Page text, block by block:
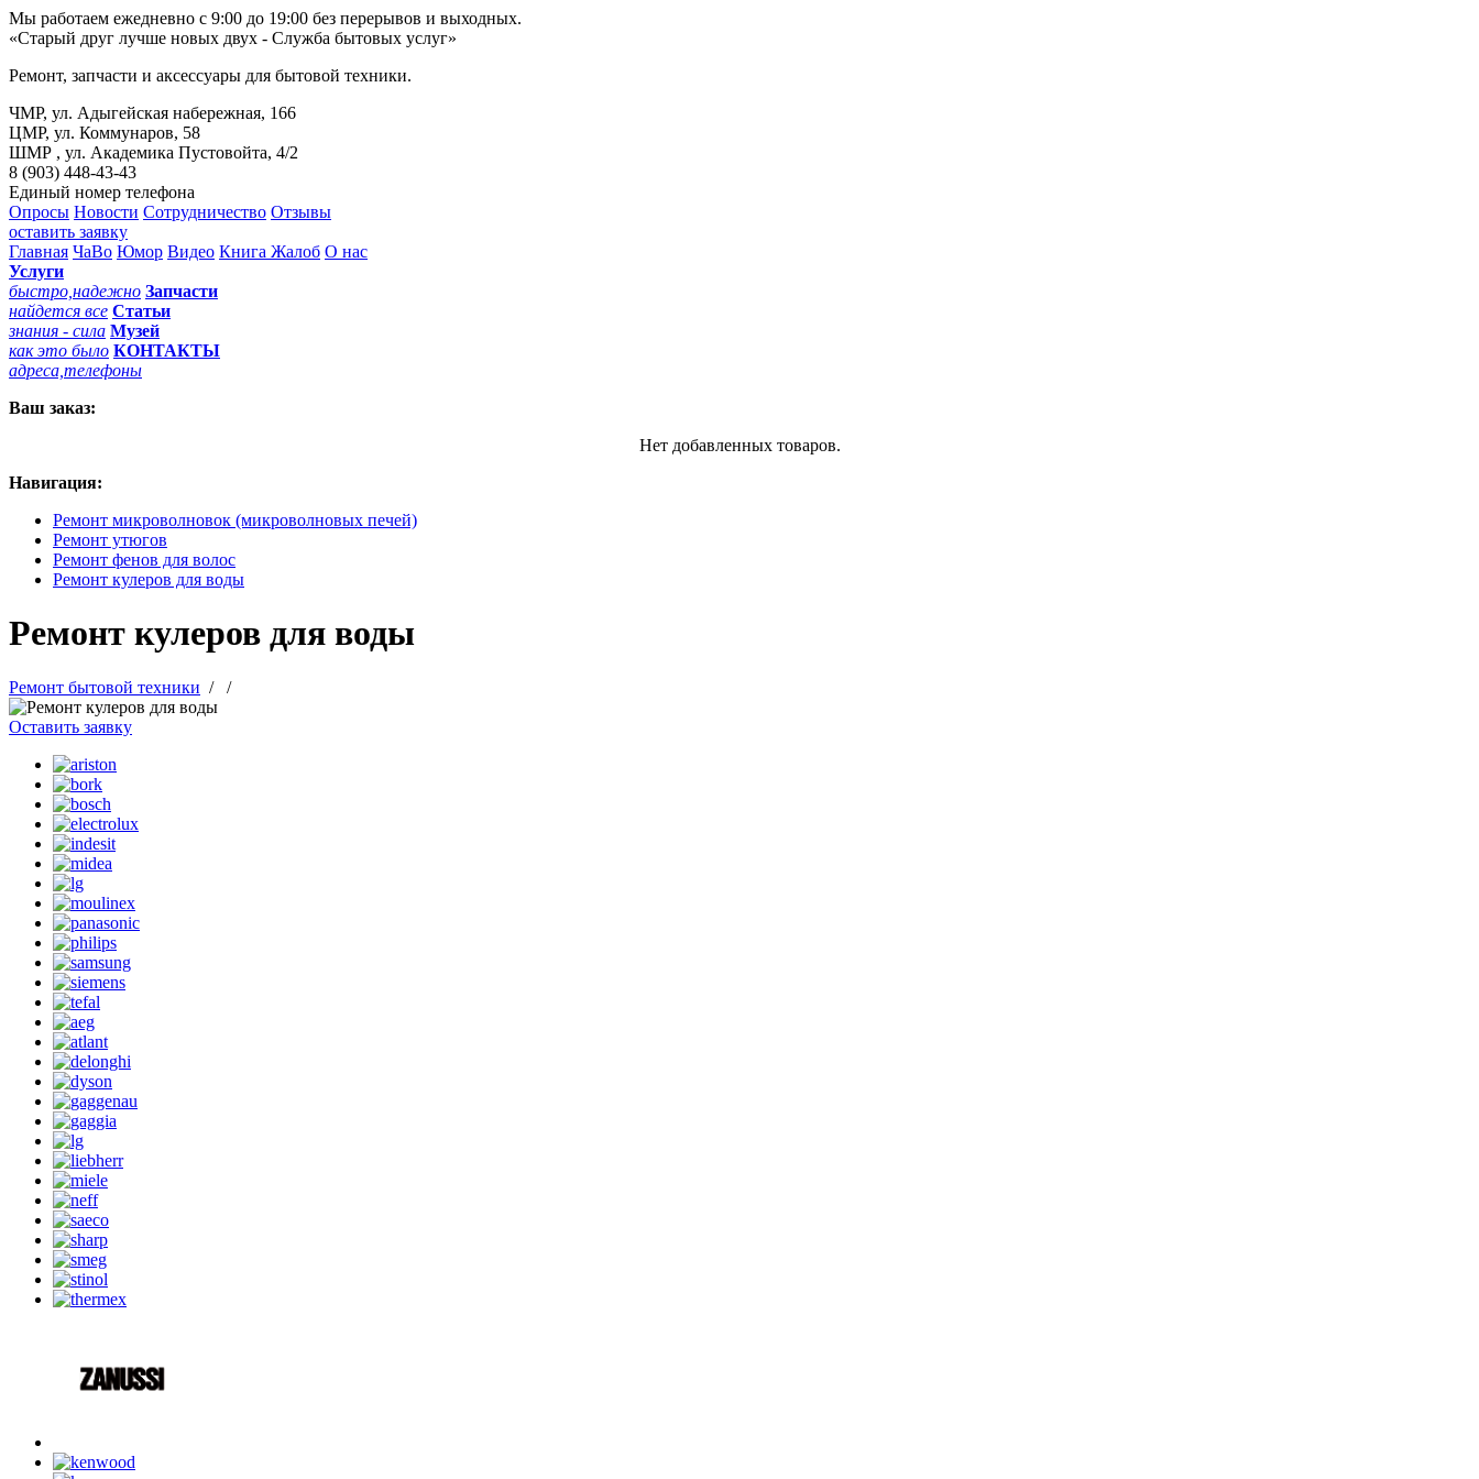
Мы работаем ежедневно с 9:00 до 19:00 без перерывов и выходных.
«Старый друг лучше новых двух - Служба бытовых услуг»
Ремонт, запчасти и аксессуары для бытовой техники.
ЧМР, ул. Адыгейская набережная, 166
ЦМР, ул. Коммунаров, 58
ШМР , ул. Академика Пустовойта, 4/2
8 (903) 448-43-43
Единый номер телефона
Опросы Новости Сотрудничество Отзывы
оставить заявку
Главная ЧаВо Юмор Видео Книга Жалоб О нас
Услуги
быстро,надежно Запчасти
найдется все Статьи
знания - сила Музей
как это было КОНТАКТЫ
адреса,телефоны
Ваш заказ:
Нет добавленных товаров.
Навигация:
Ремонт микроволновок (микроволновых печей)
Ремонт утюгов
Ремонт фенов для волос
Ремонт кулеров для воды
Ремонт кулеров для воды
Ремонт бытовой техники / /
Оставить заявку